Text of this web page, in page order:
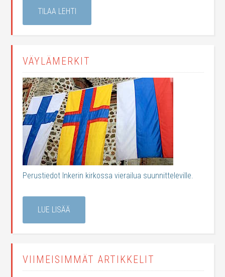
TILAA LEHTI
VÄYLÄMERKIT
Perustiedot Inkerin kirkossa vierailua suunnitteleville.
LUE LISÄÄ
VIIMEISIMMÄT ARTIKKELIT